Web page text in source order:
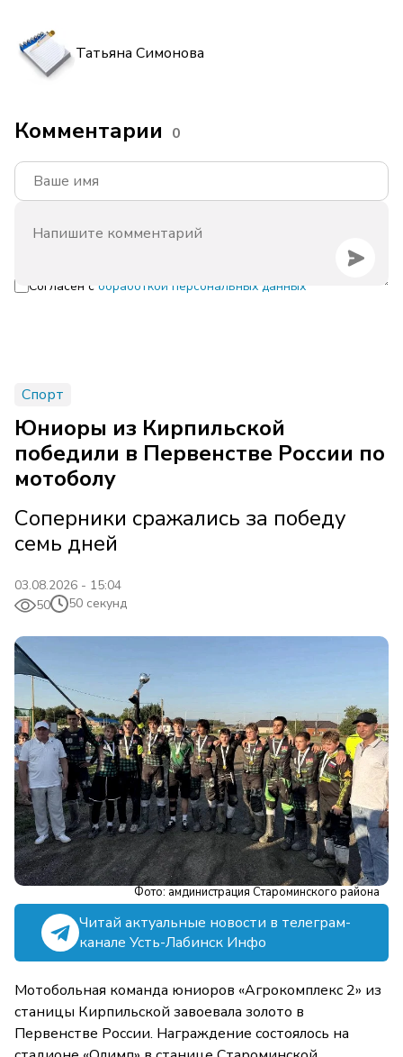
Татьяна Симонова
Комментарии 0
Согласен с обработкой персональных данных
Спорт
Юниоры из Кирпильской
победили в Первенстве России по
мотоболу
Соперники сражались за победу
семь дней
03.08.2026 - 15:04
50
50 секунд
Фото: амдинистрация Староминского района
Читай актуальные новости в телеграм-
канале Усть-Лабинск Инфо
Мотобольная команда юниоров «Агрокомплекс 2» из
станицы Кирпильской завоевала золото в
Первенстве России. Награждение состоялось на